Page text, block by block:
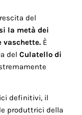
del
la metà dei
È
delCulatello di
definitivi, il
produttrici della